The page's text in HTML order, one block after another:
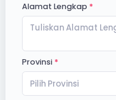
Alamat Lengkap
Provinsi
Pilih Provinsi